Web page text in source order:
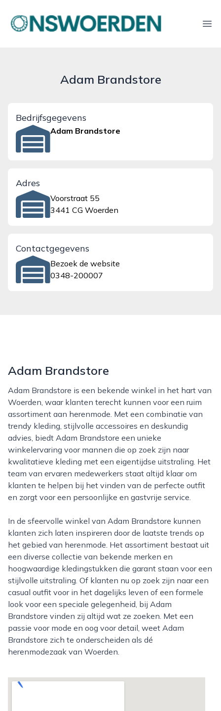
onswoerden.nl
Adam Brandstore
Bedrijfsgegevens
Adam Brandstore
Adres
Voorstraat 55
3441 CG Woerden
Contactgegevens
Bezoek de website
0348-200007
Adam Brandstore
Adam Brandstore is een bekende winkel in het hart van
Woerden, waar klanten terecht kunnen voor een ruim
assortiment aan herenmode. Met een combinatie van
trendy kleding, stijlvolle accessoires en deskundig
advies, biedt Adam Brandstore een unieke
winkelervaring voor mannen die op zoek zijn naar
kwalitatieve kleding met een eigentijdse uitstraling. Het
team van ervaren medewerkers staat altijd klaar om
klanten te helpen bij het vinden van de perfecte outfit
en zorgt voor een persoonlijke en gastvrije service.
In de sfeervolle winkel van Adam Brandstore kunnen
klanten zich laten inspireren door de laatste trends op
het gebied van herenmode. Het assortiment bestaat uit
een diverse collectie van bekende merken en
hoogwaardige kledingstukken die garant staan voor een
stijlvolle uitstraling. Of klanten nu op zoek zijn naar een
casual outfit voor in het dagelijks leven of een formele
look voor een speciale gelegenheid, bij Adam
Brandstore vinden zij altijd wat ze zoeken. Met een
passie voor mode en oog voor detail, weet Adam
Brandstore zich te onderscheiden als dé
herenmodezaak van Woerden.